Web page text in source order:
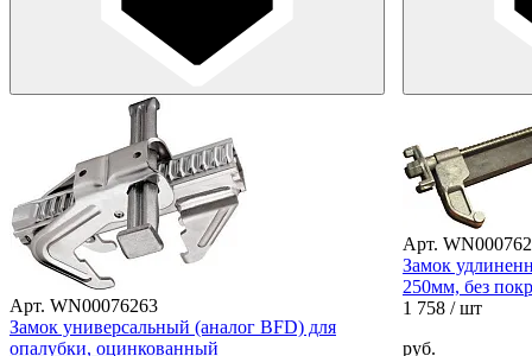
Арт. WN00076263
Замок универсальный (аналог BFD) для
опалубки, оцинкованный
Арт.
Замок
250мм, без
1 758 / шт
руб.